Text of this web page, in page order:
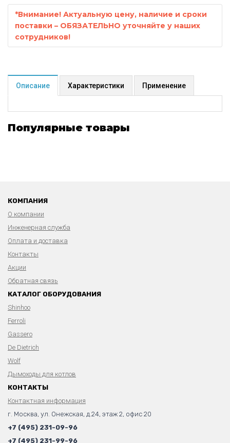
*Внимание! Актуальную цену, наличие и сроки
поставки – ОБЯЗАТЕЛЬНО уточняйте у наших
сотрудников!
Описание Характеристики Применение
Популярные товары
КОМПАНИЯ
О компании
Инженерная служба
Оплата и доставка
Контакты
Акции
Обратная связь
КАТАЛОГ ОБОРУДОВАНИЯ
Shinhoo
Ferroli
Gassero
De Dietrich
Wolf
Дымоходы для котлов
КОНТАКТЫ
Контактная информация
г. Москва, ул. Онежская, д.24, этаж 2, офис 20
+7 (495) 231-09-96
+7 (495) 231-99-96